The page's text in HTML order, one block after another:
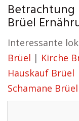
Brüel
Interessante
Brüel | Kirche
Hauskauf Brüel
Schamane Brüel